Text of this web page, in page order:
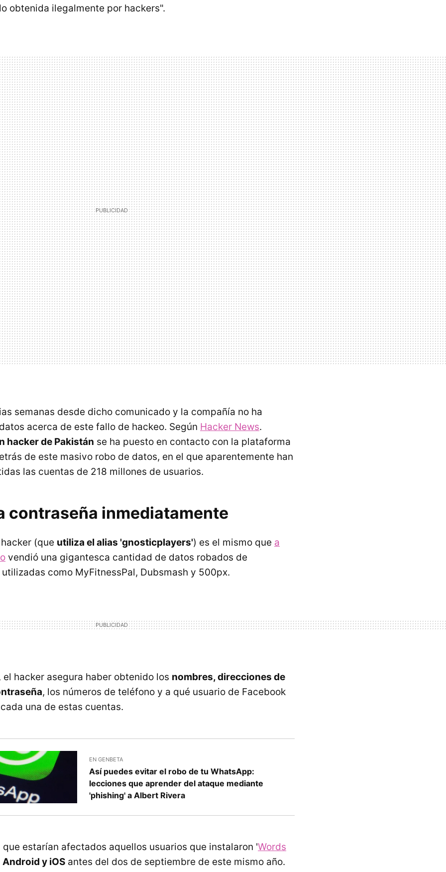
obtenida ilegalmente por hackers".
semanas desde dicho comunicado y la compañía no ha
acerca de este fallo de hackeo. Según Hacker News.
hacker de Pakistán se ha puesto en contacto con la plataforma
de este masivo robo de datos, en el que aparentemente han
las cuentas de 218 millones de usuarios.
contraseña inmediatamente
(que utiliza el alias 'gnosticplayers') es el mismo que a
vendió una gigantesca cantidad de datos robados de
como MyFitnessPal, Dubsmash y 500px.
el hacker asegura haber obtenido los nombres, direcciones de
, los números de teléfono y a qué usuario de Facebook
una de estas cuentas.
EN GENBETA
Así puedes evitar el robo de tu WhatsApp:
lecciones que aprender del ataque mediante
'phishing' a Albert Rivera
que estarían afectados aquellos usuarios que instalaron 'Words
Android y iOS antes del dos de septiembre de este mismo año.